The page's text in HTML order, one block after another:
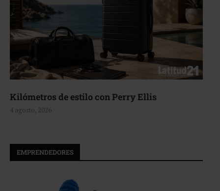
Kilómetros de estilo con Perry Ellis
4 agosto, 2026
EMPRENDEDORES